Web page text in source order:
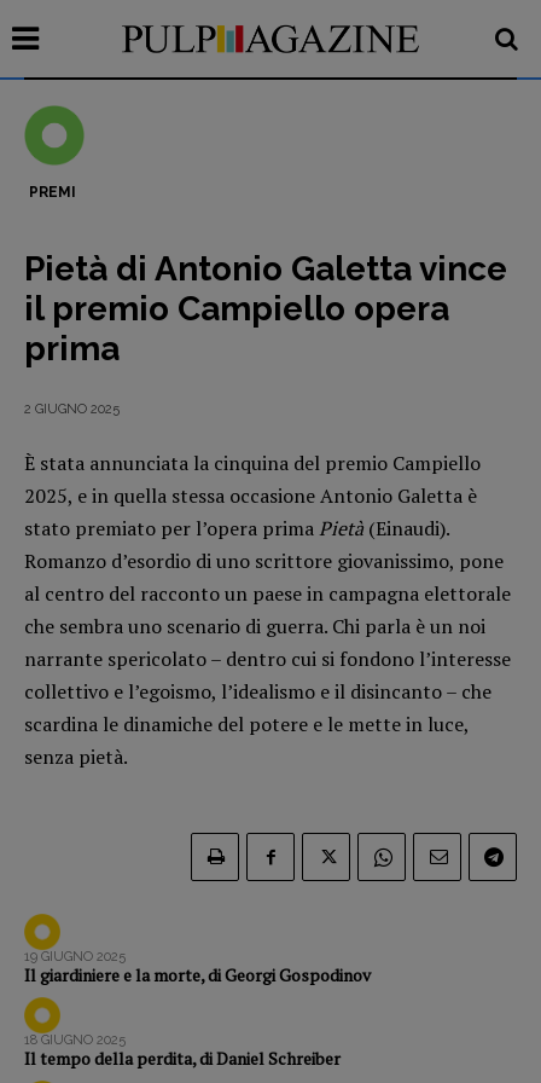
Recensioni
Primo Piano
Interviste
RUBRICHE
Fumetti
Libro & Film
Pulp for kids
Opera prima
DOSSIER
12 dicembre
Blade Runner 40
Editoria
Intelligenza Artificiale
Pasolini 1922-2022
Psichedelia
Stranimondi
Tornare a Ballard
Vampirismi
PREMI
Pietà di Antonio Galetta vince
il premio Campiello opera
prima
2 GIUGNO 2025
È stata annunciata la cinquina del premio Campiello
2025, e in quella stessa occasione Antonio Galetta è
stato premiato per l’opera primaPietà (Einaudi).
Romanzo d’esordio di uno scrittore giovanissimo, pone
al centro del racconto un paese in campagna elettorale
che sembra uno scenario di guerra. Chi parla è un noi
narrante spericolato – dentro cui si fondono l’interesse
collettivo e l’egoismo, l’idealismo e il disincanto – che
scardina le dinamiche del potere e le mette in luce,
senza pietà.
19 GIUGNO 2025
Il giardiniere e la morte, di Georgi Gospodinov
18 GIUGNO 2025
Il tempo della perdita, di Daniel Schreiber